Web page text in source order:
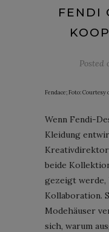
FENDI
Posted
Fendace; Foto: Courtesy
Wenn Fendi-
Kleidung
beide
gezeigt werde,
Kollaboration.
Modehäuser
sich, warum